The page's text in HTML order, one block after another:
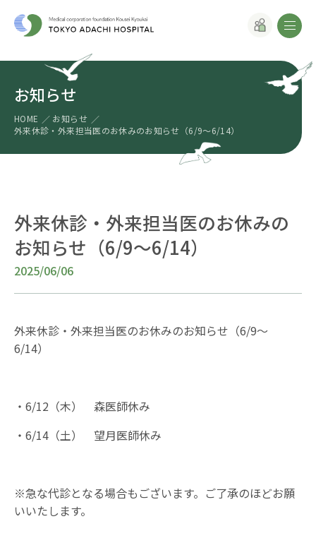
お知らせ
HOME
お知らせ
外来休診・外来担当医のお休みのお知らせ（6/9～6/14）
外来休診・外来担当医のお休みの
お知らせ（6/9～6/14）
2025/06/06
外来休診・外来担当医のお休みのお知らせ（6/9～
6/14）
・ 6/12 （木） 森医師休み
・ 6/14 （土） 望月医師休み
※急な代診となる場合もございます。ご了承のほどお願
いいたします。